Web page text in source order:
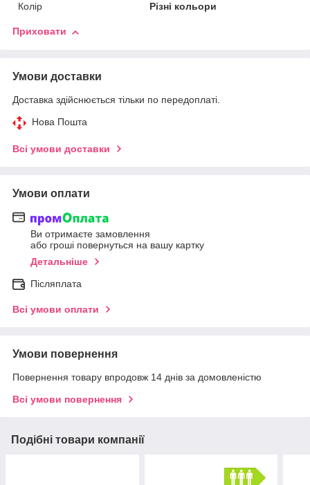
Колір
Різні кольори
Приховати
Умови доставки
Доставка здійснюється тільки по передоплаті.
Нова Пошта
Всі умови доставки
Умови оплати
Ви отримаєте замовлення
або гроші повернуться на вашу картку
Детальніше
Післяплата
Всі умови оплати
Умови повернення
Повернення товару впродовж 14 днів за домовленістю
Всі умови повернення
Подібні товари компанії